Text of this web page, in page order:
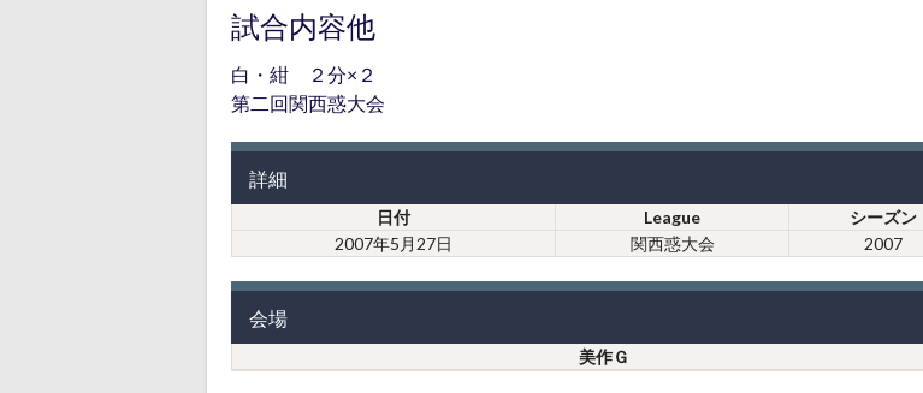
試合内容他
白・紺 ２分×２
第二回関西惑大会
詳細
日付 League
シーズン
2007年5月27日
関西惑大会 2007
会場
美作Ｇ